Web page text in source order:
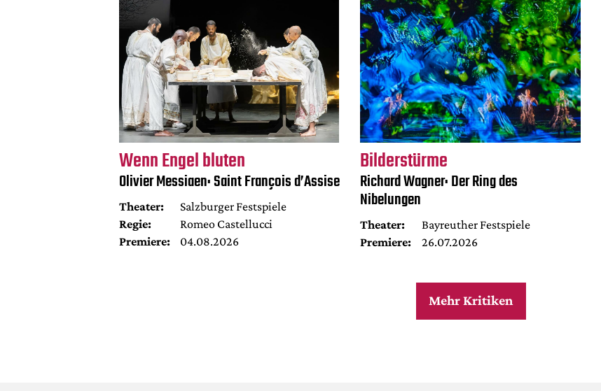
Wenn Engel bluten
Olivier Messiaen: Saint François d’Assise
Theater:
Salzburger Festspiele
Regie:
Romeo Castellucci
Premiere:
04.08.2026
Bilderstürme
Richard Wagner: Der Ring des
Nibelungen
Theater:
Bayreuther Festspiele
Premiere:
26.07.2026
Mehr Kritiken